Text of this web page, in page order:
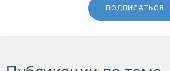
ПОДПИСАТЬСЯ